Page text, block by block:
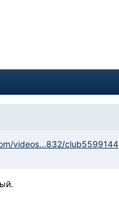
videos...832/club5599144